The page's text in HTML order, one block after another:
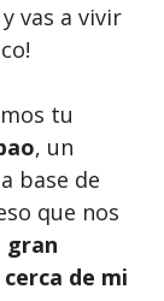
y vas a vivir
tu
, un
base de
que nos
gran
de mi